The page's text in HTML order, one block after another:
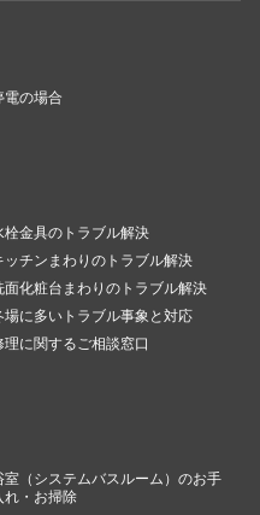
電の場合
栓金具のトラブル解決
ッチンまわりのトラブル解決
面化粧台まわりのトラブル解決
場に多いトラブル事象と対応
理に関するご相談窓口
室（システムバスルーム）のお手
れ・お掃除